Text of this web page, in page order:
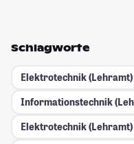
Schlagworte
Elektrotechnik
Informationstechnik
Elektrotechnik